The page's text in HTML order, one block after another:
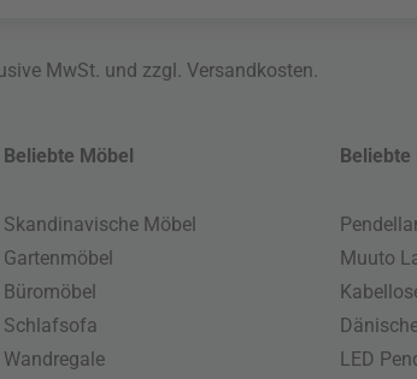
MwSt. und zzgl.Versandkosten.
Beliebte Möbel
Skandinavische Möbel
Gartenmöbel
Büromöbel
Schlafsofa
Wandregale
Beliebte
Muuto
LED